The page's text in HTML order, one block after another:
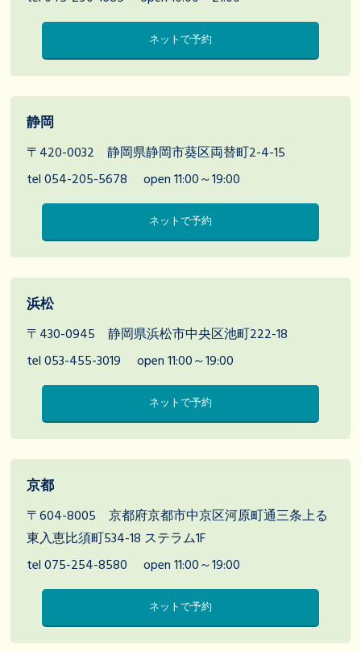
ネットで予約
静岡
〒420-0032 静岡県静岡市葵区両替町2-4-15
tel 054-205-5678
open 11:00～19:00
ネットで予約
浜松
〒430-0945 静岡県浜松市中央区池町222-18
tel 053-455-3019
open 11:00～19:00
ネットで予約
京都
〒604-8005 京都府京都市中京区河原町通三条上る
東入恵比須町534-18 ステラム1F
tel 075-254-8580
open 11:00～19:00
ネットで予約